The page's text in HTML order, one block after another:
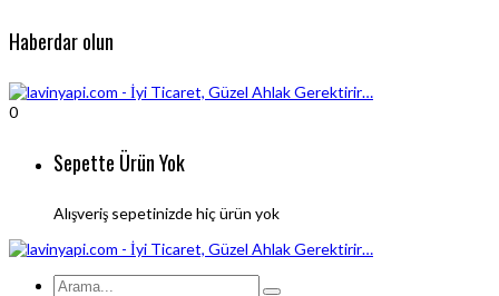
Haberdar olun
0
Sepette Ürün Yok
Alışveriş sepetinizde hiç ürün yok